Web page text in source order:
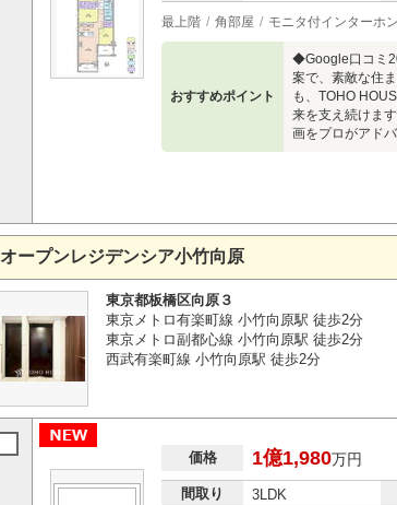
最上階 角部屋 モニタ付インターホン
おすすめポイント
◆Google口コミ
案で、素敵な住
も、TOHO
来を支え続けま
画をプロがアド
オープンレジデンシア小竹向原
東京都板橋区向原３
東京メトロ有楽町線 小竹向原駅 徒歩2分
東京メトロ副都心線 小竹向原駅 徒歩2分
西武有楽町線 小竹向原駅 徒歩2分
価格 1億1,980万円
間取り 3LDK